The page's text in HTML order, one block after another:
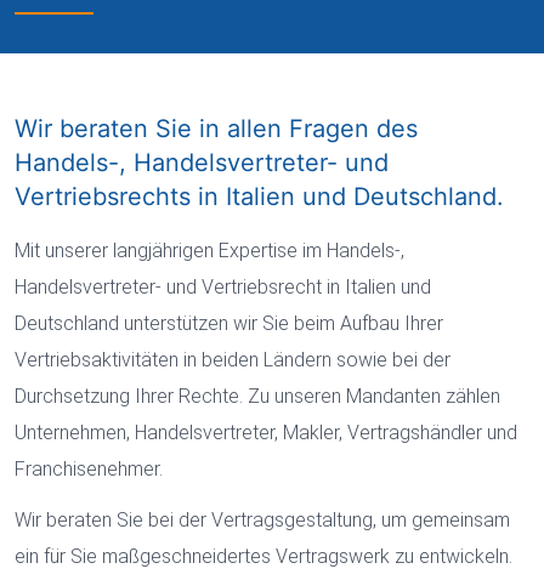
Wir beraten Sie in allen Fragen des
Handels-, Handelsvertreter- und
Vertriebsrechts in Italien und Deutschland.
Mit unserer langjährigen Expertise im Handels-,
Handelsvertreter- und Vertriebsrecht in Italien und
Deutschland unterstützen wir Sie beim Aufbau Ihrer
Vertriebsaktivitäten in beiden Ländern sowie bei der
Durchsetzung Ihrer Rechte. Zu unseren Mandanten zählen
Unternehmen, Handelsvertreter, Makler, Vertragshändler und
Franchisenehmer.
Wir beraten Sie bei der Vertragsgestaltung, um gemeinsam
ein für Sie maßgeschneidertes Vertragswerk zu entwickeln.